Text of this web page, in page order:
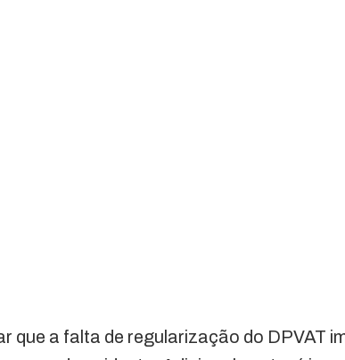
que a falta de regularização do DPVAT